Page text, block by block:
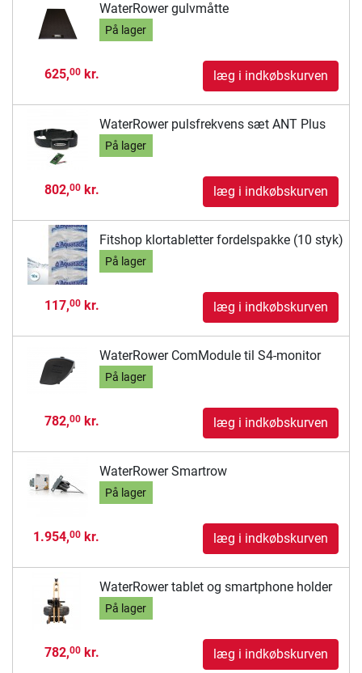
WaterRower gulvmåtte
På lager
625,00kr. læg i indkøbskurven
WaterRower pulsfrekvens sæt ANT Plus
På lager
802,00kr. læg i indkøbskurven
Fitshop klortabletter fordelspakke (10 styk)
På lager
117,00kr. læg i indkøbskurven
WaterRower ComModule til S4-monitor
På lager
782,00kr. læg i indkøbskurven
WaterRower Smartrow
På lager
1.954,00kr. læg i indkøbskurven
WaterRower tablet og smartphone holder
På lager
782,00kr. læg i indkøbskurven